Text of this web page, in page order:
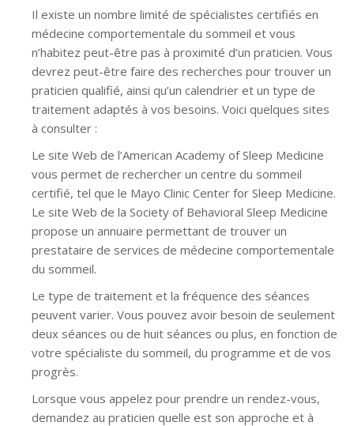
Il existe un nombre limité de spécialistes certifiés en
médecine comportementale du sommeil et vous
n’habitez peut-être pas à proximité d’un praticien. Vous
devrez peut-être faire des recherches pour trouver un
praticien qualifié, ainsi qu’un calendrier et un type de
traitement adaptés à vos besoins. Voici quelques sites
à consulter :
Le site Web de l’American Academy of Sleep Medicine
vous permet de rechercher un centre du sommeil
certifié, tel que le Mayo Clinic Center for Sleep Medicine.
Le site Web de la Society of Behavioral Sleep Medicine
propose un annuaire permettant de trouver un
prestataire de services de médecine comportementale
du sommeil.
Le type de traitement et la fréquence des séances
peuvent varier. Vous pouvez avoir besoin de seulement
deux séances ou de huit séances ou plus, en fonction de
votre spécialiste du sommeil, du programme et de vos
progrès.
Lorsque vous appelez pour prendre un rendez-vous,
demandez au praticien quelle est son approche et à